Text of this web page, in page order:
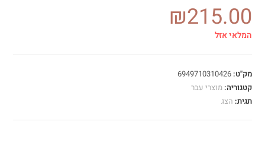
₪215.00
המלאי אזל
מק"ט:6949710310426
קטגוריה:מוצרי עבר
תגית: הצג